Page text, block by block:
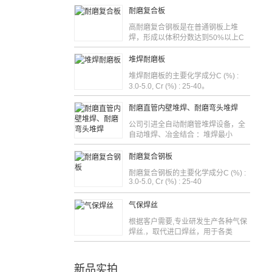
耐磨复合板
高耐磨复合钢板是在普通钢板上堆
焊，形成以体积分数达到50%以上C
堆焊耐磨板
堆焊耐磨板的主要化学成分C (%) :
3.0-5.0, Cr (%) : 25-40。
耐磨直管内壁堆焊、耐磨弯头堆焊
公司引进全自动耐磨管堆焊设备，全
自动堆焊、冶金结合 ：堆焊最小
耐磨复合钢板
耐磨复合钢板的主要化学成分C (%) :
3.0-5.0, Cr (%) : 25-40
气保焊丝
根据客户需要,专业研发生产各种气保
焊丝.，取代进口焊丝，用于各类
新品实拍